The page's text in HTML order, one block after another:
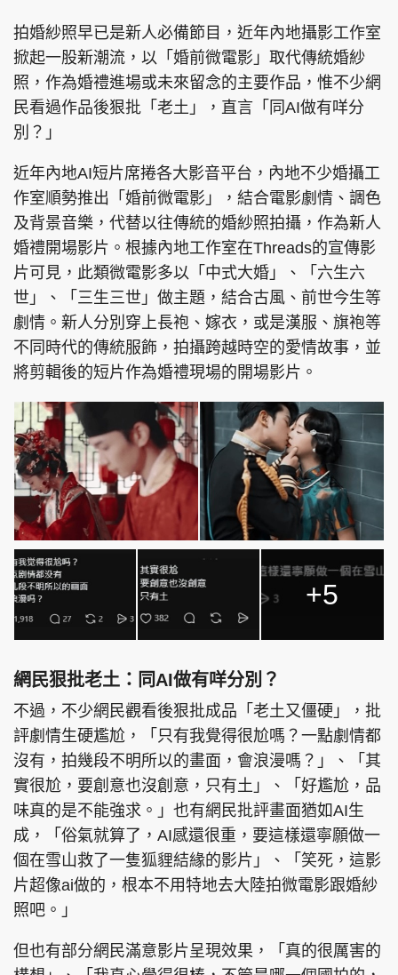
拍婚紗照早已是新人必備節目，近年內地攝影工作室
掀起一股新潮流，以「婚前微電影」取代傳統婚紗
照，作為婚禮進場或未來留念的主要作品，惟不少網
民看過作品後狠批「老土」，直言「同AI做有咩分
別？」
近年內地AI短片席捲各大影音平台，內地不少婚攝工
作室順勢推出「婚前微電影」，結合電影劇情、調色
及背景音樂，代替以往傳統的婚紗照拍攝，作為新人
婚禮開場影片。根據內地工作室在Threads的宣傳影
片可見，此類微電影多以「中式大婚」、「六生六
世」、「三生三世」做主題，結合古風、前世今生等
劇情。新人分別穿上長袍、嫁衣，或是漢服、旗袍等
不同時代的傳統服飾，拍攝跨越時空的愛情故事，並
將剪輯後的短片作為婚禮現場的開場影片。
+5
網民狠批老土：同AI做有咩分別？
不過，不少網民觀看後狠批成品「老土又僵硬」，批
評劇情生硬尷尬，「只有我覺得很尬嗎？一點劇情都
沒有，拍幾段不明所以的畫面，會浪漫嗎？」、「其
實很尬，要創意也沒創意，只有土」、「好尷尬，品
味真的是不能強求。」也有網民批評畫面猶如AI生
成，「俗氣就算了，AI感還很重，要這樣還寧願做一
個在雪山救了一隻狐貍結緣的影片」、「笑死，這影
片超像ai做的，根本不用特地去大陸拍微電影跟婚紗
照吧。」
但也有部分網民滿意影片呈現效果，「真的很厲害的